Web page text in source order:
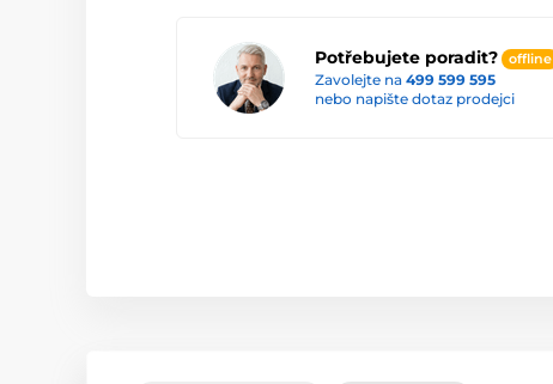
Potřebujete poradit? offline
Zavolejte na 499 599 595
nebo napište dotaz prodejci